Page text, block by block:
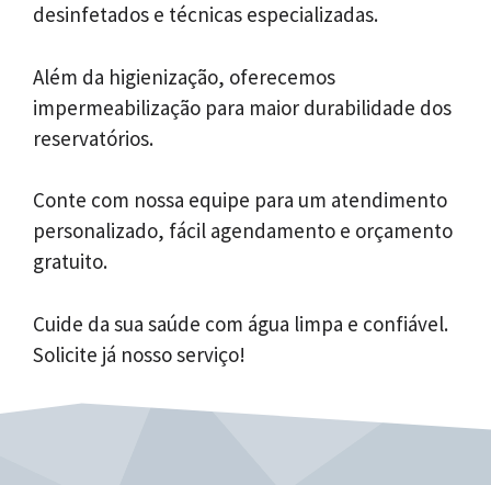
desinfetados e técnicas especializadas.
Além da higienização, oferecemos
impermeabilização para maior durabilidade dos
reservatórios.
Conte com nossa equipe para um atendimento
personalizado, fácil agendamento e orçamento
gratuito.
Cuide da sua saúde com água limpa e confiável.
Solicite já nosso serviço!